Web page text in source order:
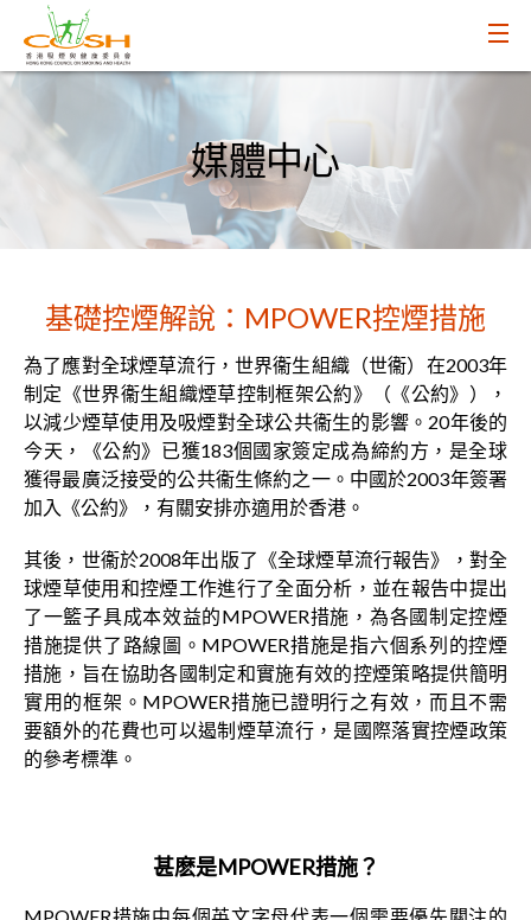
媒體中心
基礎控煙解說：MPOWER控煙措施
為了應對全球煙草流行，世界衞生組織（世衞）在2003年
制定《世界衞生組織煙草控制框架公約》（《公約》），
以減少煙草使用及吸煙對全球公共衞生的影響。20年後的
今天，《公約》已獲183個國家簽定成為締約方，是全球
獲得最廣泛接受的公共衞生條約之一。中國於2003年簽署
加入《公約》，有關安排亦適用於香港。
其後，世衞於2008年出版了《全球煙草流行報告》，對全
球煙草使用和控煙工作進行了全面分析，並在報告中提出
了一籃子具成本效益的MPOWER措施，為各國制定控煙
措施提供了路線圖。MPOWER措施是指六個系列的控煙
措施，旨在協助各國制定和實施有效的控煙策略提供簡明
實用的框架。MPOWER措施已證明行之有效，而且不需
要額外的花費也可以遏制煙草流行，是國際落實控煙政策
的參考標準。
甚麽是MPOWER措施？